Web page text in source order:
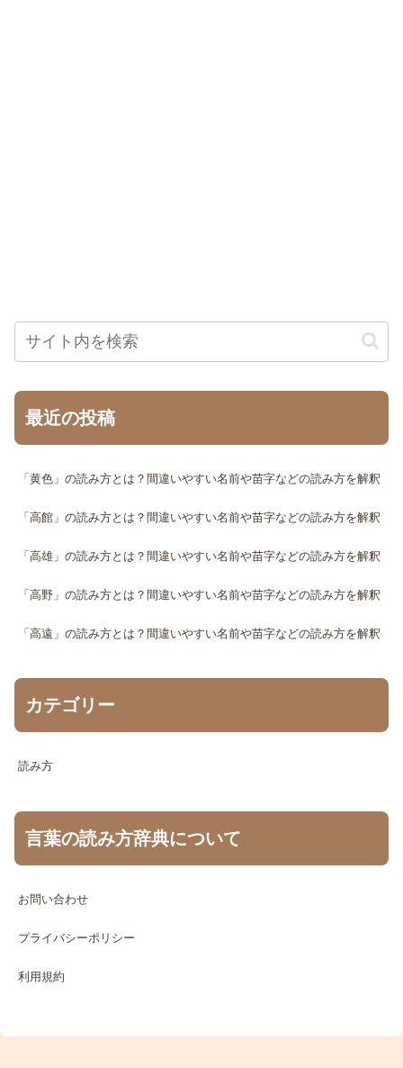
最近の投稿
「黄色」の読み方とは？間違いやすい名前や苗字などの読み方を解釈
「高館」の読み方とは？間違いやすい名前や苗字などの読み方を解釈
「高雄」の読み方とは？間違いやすい名前や苗字などの読み方を解釈
「高野」の読み方とは？間違いやすい名前や苗字などの読み方を解釈
「高遠」の読み方とは？間違いやすい名前や苗字などの読み方を解釈
カテゴリー
読み方
言葉の読み方辞典について
お問い合わせ
プライバシーポリシー
利用規約